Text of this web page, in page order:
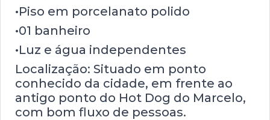
•Piso em porcelanato polido
•01 banheiro
•Luz e água independentes
Localização: Situado em ponto
conhecido da cidade, em frente ao
antigo ponto do Hot Dog do Marcelo,
com bom fluxo de pessoas.